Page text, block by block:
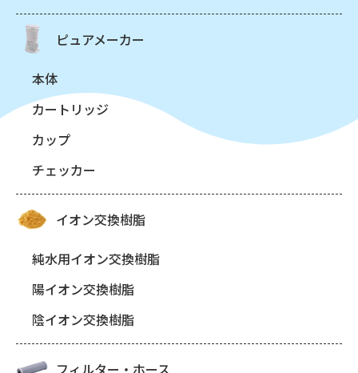
ピュアメーカー
本体
カートリッジ
カップ
チェッカー
イオン交換樹脂
純水用イオン交換樹脂
陽イオン交換樹脂
陰イオン交換樹脂
フィルター・ホース